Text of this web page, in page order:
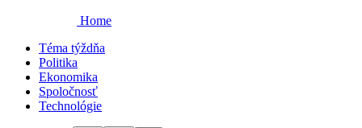
Home
Téma týždňa
Politika
Ekonomika
Spoločnosť
Technológie